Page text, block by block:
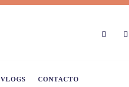
VLOGS CONTACTO